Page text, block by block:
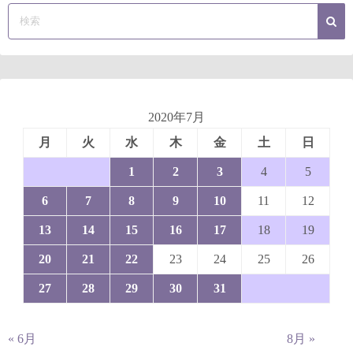
2020年7月
月
火 水 木 金 土 日
1 2 3 4 5
6 7 8 9 10 11 12
13 14 15 16 17 18 19
20 21 22 23 24 25 26
27 28 29 30 31
« 6月 8月 »